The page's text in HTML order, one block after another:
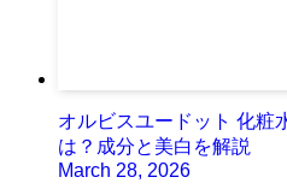
オルビスユードット 化粧
は？成分と美白を解説
March 28, 2026